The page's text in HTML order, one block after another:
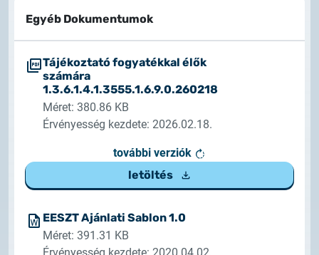
dokumentumtár
2026.05.27.
Rendszerfrissítés
2026.05.27.
Rendszerfrissítés
Fontos tájékoztató – Certum tanúsítványok
érvényességi idejének változása
2026.03.20.
Tájékoztatás algoritmusváltásról
Egyéb Dokumentumok
Tájékoztató fogyatékkal élők
számára
1.3.6.1.4.1.3555.1.6.9.0.260218
Méret: 380.86 KB
Érvényesség kezdete: 2026.02.18.
további verziók
letöltés
EESZT Ajánlati Sablon 1.0
Méret: 391.31 KB